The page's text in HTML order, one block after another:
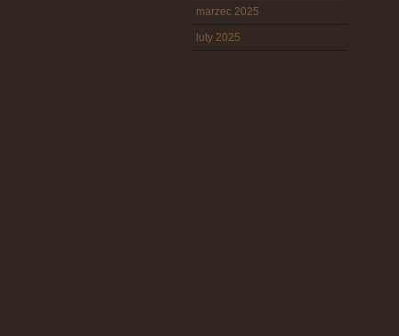
marzec 2025
luty 2025